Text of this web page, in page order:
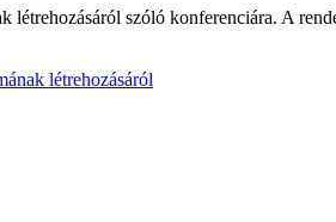
szóló konferenciára. A
létrehozásáról